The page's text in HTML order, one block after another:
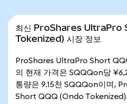
최신 ProShares UltraPro
Tokenized) 시장 정보
ProShares UltraPro Short
의 현재 가격은 SQQQon당
통량은 9.15천 SQQQon이며,
Short QQQ (Ondo Tokenized)